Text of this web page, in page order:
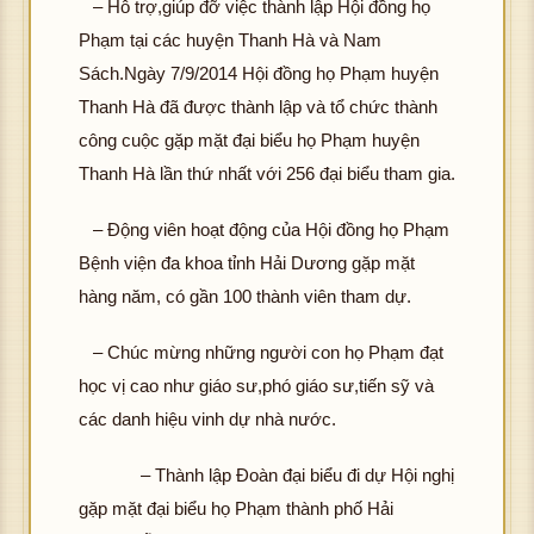
– Hỗ trợ,giúp đỡ việc thành lập Hội đồng họ
Phạm tại các huyện Thanh Hà và Nam
Sách.Ngày 7/9/2014 Hội đồng họ Phạm huyện
Thanh Hà đã được thành lập và tổ chức thành
công cuộc gặp mặt đại biểu họ Phạm huyện
Thanh Hà lần thứ nhất với 256 đại biểu tham gia.
– Động viên hoạt động của Hội đồng họ Phạm
Bệnh viện đa khoa tỉnh Hải Dương gặp mặt
hàng năm, có gần 100 thành viên tham dự.
– Chúc mừng những người con họ Phạm đạt
học vị cao như giáo sư,phó giáo sư,tiến sỹ và
các danh hiệu vinh dự nhà nước.
– Thành lập Đoàn đại biểu đi dự Hội nghị
gặp mặt đại biểu họ Phạm thành phố Hải